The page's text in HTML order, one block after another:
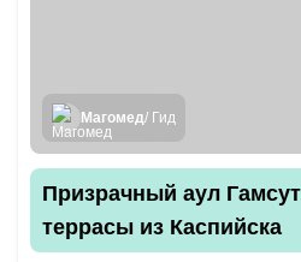
Магомед/ Гид
Призрачный аул
террасы из Каспийска